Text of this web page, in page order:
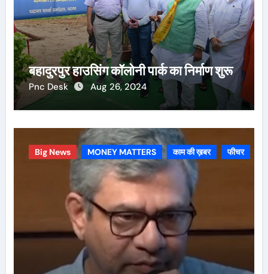
बहादुरपुर हाउसिंग कॉलोनी पार्क का निर्माण शुरू
Pnc Desk Aug 26, 2024
Big News MONEY MATTERS काम की ख़बर फीचर